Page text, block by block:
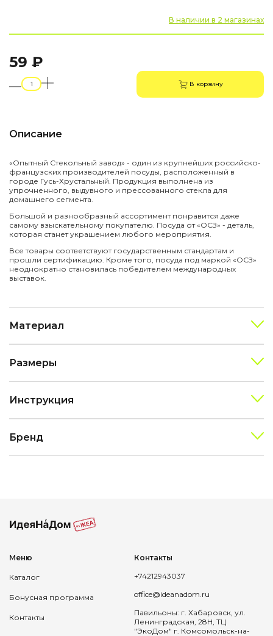
В наличии в 2 магазинах
59 ₽
В корзину
Описание
«Опытный Стекольный завод» - один из крупнейших российско-
французских производителей посуды, расположенный в
городе Гусь-Хрустальный. Продукция выполнена из
упрочненного, выдувного и прессованного стекла для
домашнего сегмента.
Большой и разнообразный ассортимент понравится даже
самому взыскательному покупателю. Посуда от «ОСЗ» - деталь,
которая станет украшением любого мероприятия.
Все товары соответствуют государственным стандартам и
прошли сертификацию. Кроме того, посуда под маркой «ОСЗ»
неоднократно становилась победителем международных
выставок.
Материал
Размеры
Инструкция
Бренд
Меню
Каталог
Бонусная программа
Контакты
Контакты
+74212943037
office@ideanadom.ru
Павильоны: г. Хабаровск, ул.
Ленинградская, 28Н, ТЦ
"ЭкоДом" г. Комсомольск-на-